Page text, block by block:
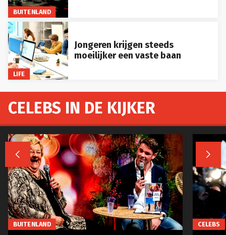
BUITENLAND
LIFE
Jongeren krijgen steeds
moeilijker een vaste baan
CELEBS IN DE KIJKER
 
BUITENLAND CELEBS